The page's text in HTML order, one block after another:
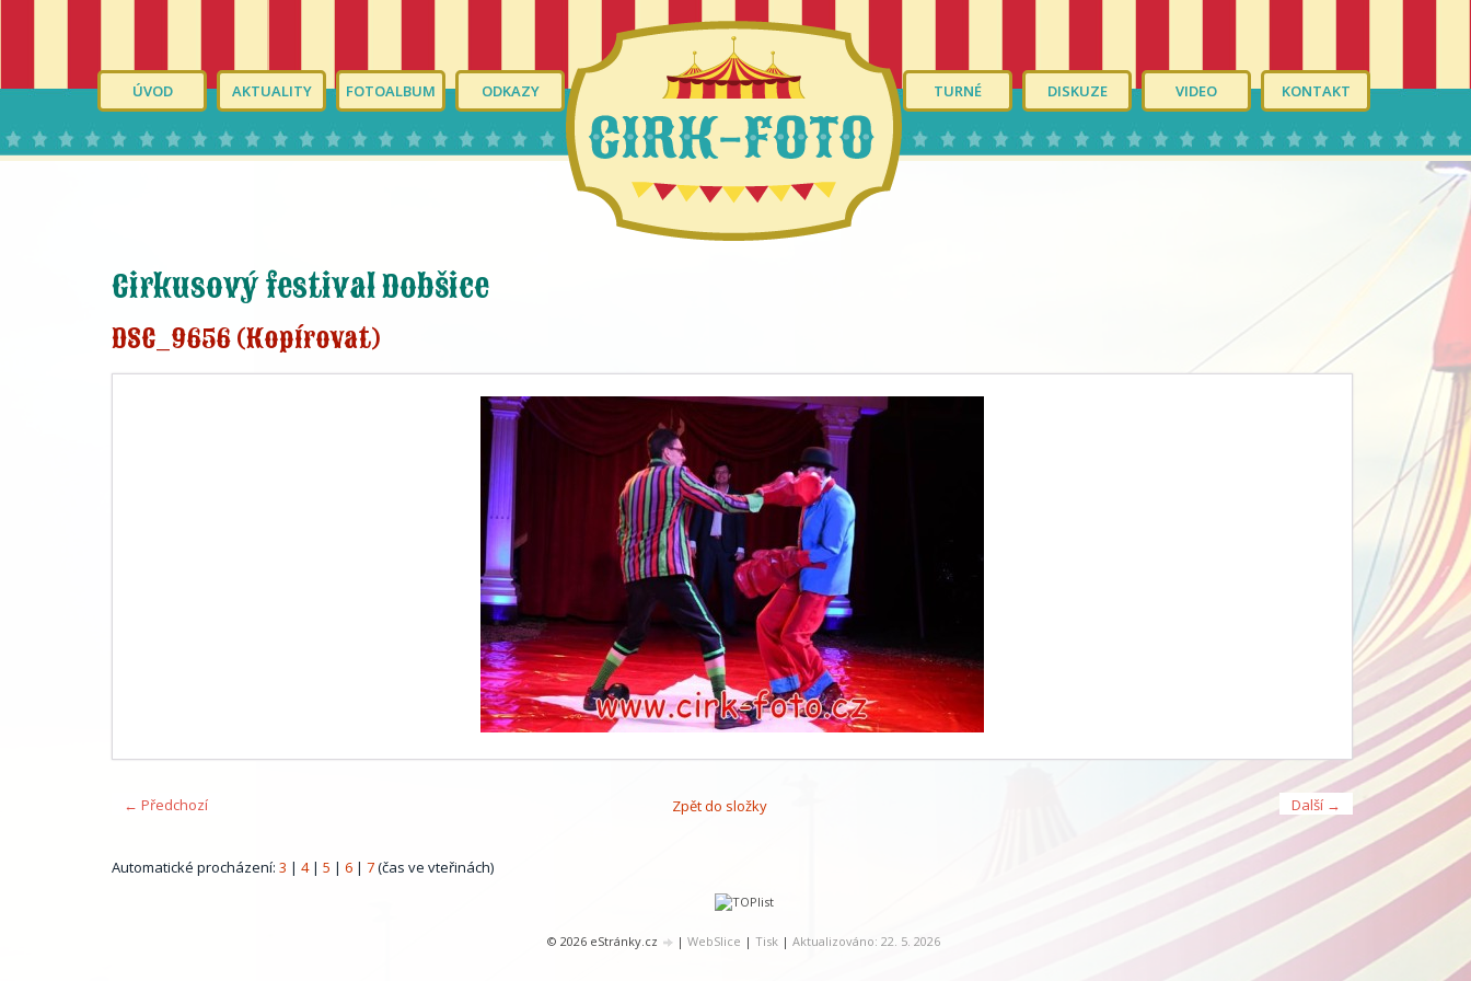
ÚVOD AKTUALITY FOTOALBUM ODKAZY TURNÉ DISKUZE VIDEO KONTAKT
Cirkusový festival Dobšice
DSC_9656 (Kopírovat)
← Předchozí Další →
Zpět do složky
Automatické procházení: 3 | 4| 5 | 6 | 7(čas ve vteřinách)
© 2026 eStránky.cz | WebSlice | Tisk | Aktualizováno: 22. 5. 2026